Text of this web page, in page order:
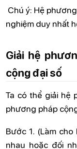
Chú ý: Hệ
nghiệm duy nhất
Giải hệ
cộng đại số
Ta có thể giải hệ
phương pháp
Bước 1. (Làm
nhau hoặc đối